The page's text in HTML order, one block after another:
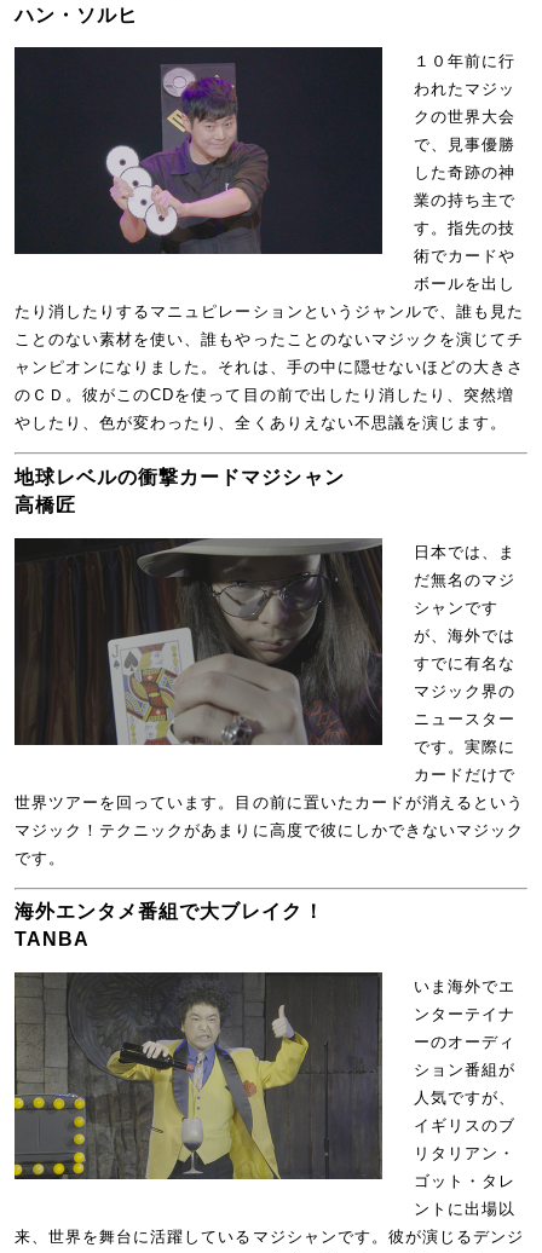
ハン・ソルヒ
１０年前に行
われたマジッ
クの世界大会
で、見事優勝
した奇跡の神
業の持ち主で
す。指先の技
術でカードや
ボールを出し
たり消したりするマニュピレーションというジャンルで、誰も見た
ことのない素材を使い、誰もやったことのないマジックを演じてチ
ャンピオンになりました。それは、手の中に隠せないほどの大きさ
のＣＤ。彼がこのCDを使って目の前で出したり消したり、突然増
やしたり、色が変わったり、全くありえない不思議を演じます。
地球レベルの衝撃カードマジシャン
高橋匠
日本では、ま
だ無名のマジ
シャンです
が、海外では
すでに有名な
マジック界の
ニュースター
です。実際に
カードだけで
世界ツアーを回っています。目の前に置いたカードが消えるという
マジック！テクニックがあまりに高度で彼にしかできないマジック
です。
海外エンタメ番組で大ブレイク！
TANBA
いま海外でエ
ンターテイナ
ーのオーディ
ション番組が
人気ですが、
イギリスのブ
リタリアン・
ゴット・タレ
ントに出場以
来、世界を舞台に活躍しているマジシャンです。彼が演じるデンジ